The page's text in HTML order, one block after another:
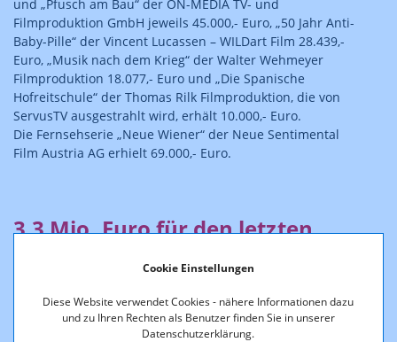
Cookie Einstellungen
Diese Website verwendet Cookies - nähere Informationen dazu
und zu Ihren Rechten als Benutzer finden Sie in unserer
Datenschutzerklärung.
und „Pfusch am Bau“ der ON-MEDIA TV- und
Filmproduktion GmbH jeweils 45.000,- Euro, „50 Jahr Anti-
Baby-Pille“ der Vincent Lucassen – WILDart Film 28.439,-
Euro, „Musik nach dem Krieg“ der Walter Wehmeyer
Filmproduktion 18.077,- Euro und „Die Spanische
Hofreitschule“ der Thomas Rilk Filmproduktion, die von
ServusTV ausgestrahlt wird, erhält 10.000,- Euro.
Die Fernsehserie „Neue Wiener“ der Neue Sentimental
Film Austria AG erhielt 69.000,- Euro.
3,3 Mio. Euro für den letzten
Für jene 19 Fernsehfilmprojekte, die zum 5. Oktober 2010,
dem letzten Antragstermin des heurigen Jahres,